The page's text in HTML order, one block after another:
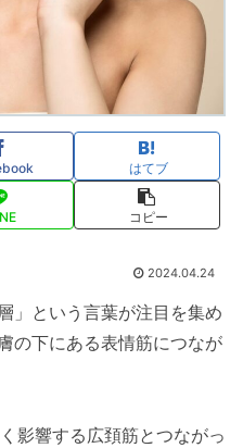
はてブ
コピー
2024.04.24
」という言葉が注目を集め
の下にある表情筋につなが
影響する広頚筋とつながっ